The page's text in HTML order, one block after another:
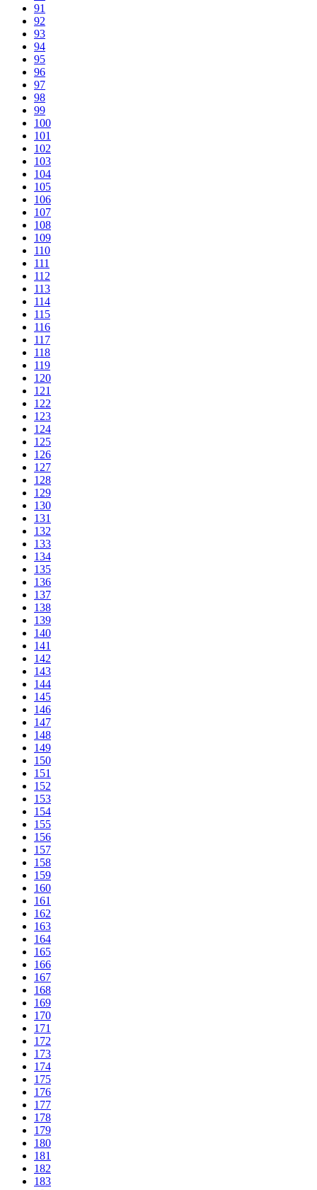
91
92
93
94
95
96
97
98
99
100
101
102
103
104
105
106
107
108
109
110
111
112
113
114
115
116
117
118
119
120
121
122
123
124
125
126
127
128
129
130
131
132
133
134
135
136
137
138
139
140
141
142
143
144
145
146
147
148
149
150
151
152
153
154
155
156
157
158
159
160
161
162
163
164
165
166
167
168
169
170
171
172
173
174
175
176
177
178
179
180
181
182
183